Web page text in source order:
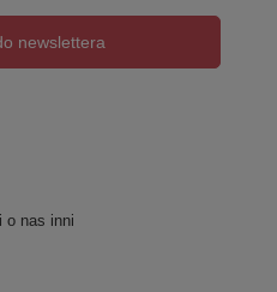
newslettera
o nas inni